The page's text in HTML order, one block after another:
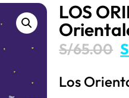
LOS
S/65.00
Los